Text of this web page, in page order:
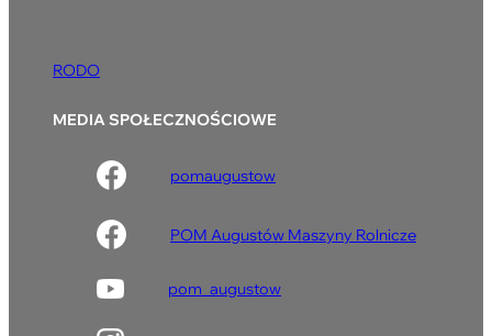
RODO
MEDIA SPOŁECZNOŚCIOWE
pomaugustow
POM Augustów Maszyny Rolnicze
pom_augustow